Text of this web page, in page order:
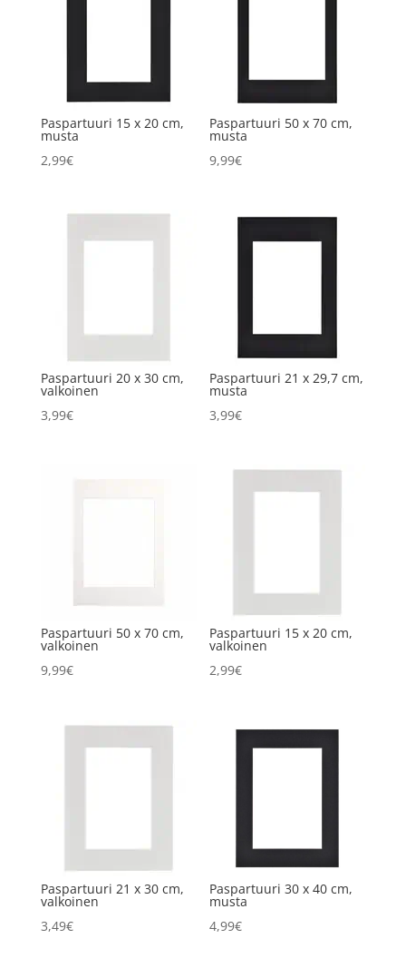
Paspartuuri 15 x 20 cm,
musta
2,99€
Paspartuuri 50 x 70 cm,
musta
9,99€
Paspartuuri 20 x 30 cm,
valkoinen
3,99€
Paspartuuri 21 x 29,7 cm,
musta
3,99€
Paspartuuri 50 x 70 cm,
valkoinen
9,99€
Paspartuuri 15 x 20 cm,
valkoinen
2,99€
Paspartuuri 21 x 30 cm,
valkoinen
3,49€
Paspartuuri 30 x 40 cm,
musta
4,99€